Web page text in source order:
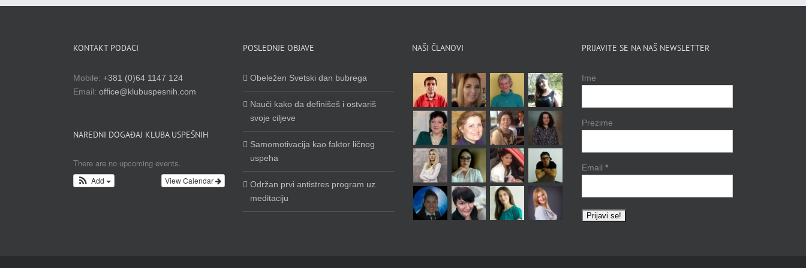
KONTAKT PODACI
Mobile: +381 (0)64 1147 124
Email: office@klubuspesnih.com
NAREDNI DOGAĐAJ KLUBA USPEŠNIH
There are no upcoming events.
View Calendar
Add
POSLEDNJE OBJAVE
Obeležen Svetski dan bubrega
Nauči kako da definišeš i ostvariš
svoje ciljeve
Samomotivacija kao faktor ličnog
uspeha
Održan prvi antistres program uz
meditaciju
NAŠI ČLANOVI PRIJAVITE SE NA NAŠ NEWSLETTER
Ime
Prezime
Email *